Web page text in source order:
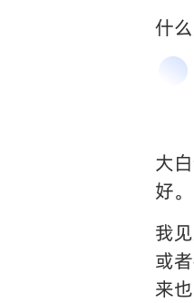
什
大
好。
我
或
来